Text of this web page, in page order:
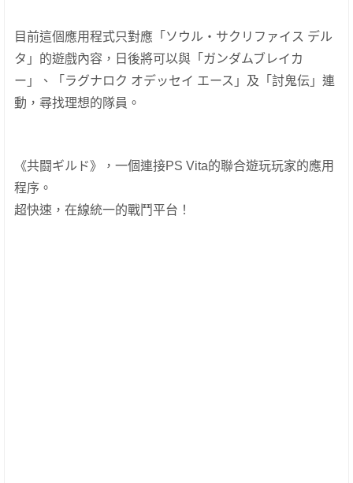
目前這個應用程式只對應「ソウル・サクリファイス デル
タ」的遊戲內容，日後將可以與「ガンダムブレイカ
ー」、「ラグナロク オデッセイ エース」及「討鬼伝」連
動，尋找理想的隊員。
《共闘ギルド》，一個連接PS Vita的聯合遊玩玩家的應用
程序。
超快速，在線統一的戰鬥平台！